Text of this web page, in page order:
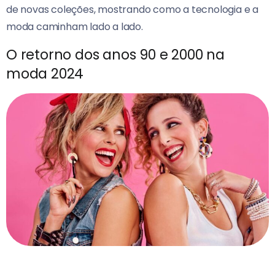
de novas coleções, mostrando como a tecnologia e a
moda caminham lado a lado.
O retorno dos anos 90 e 2000 na
moda 2024